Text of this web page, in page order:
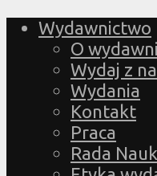
Wydawnictwo
O
Wydaj z
Wydania
Kontakt
Praca
Rada